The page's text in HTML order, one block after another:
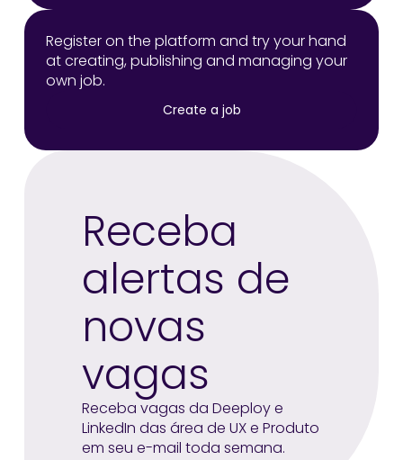
Register on the platform and try your hand
at creating, publishing and managing your
own job.
Create a job
Receba
alertas de
novas
vagas
Receba vagas da Deeploy e
LinkedIn das área de UX e Produto
em seu e-mail toda semana.